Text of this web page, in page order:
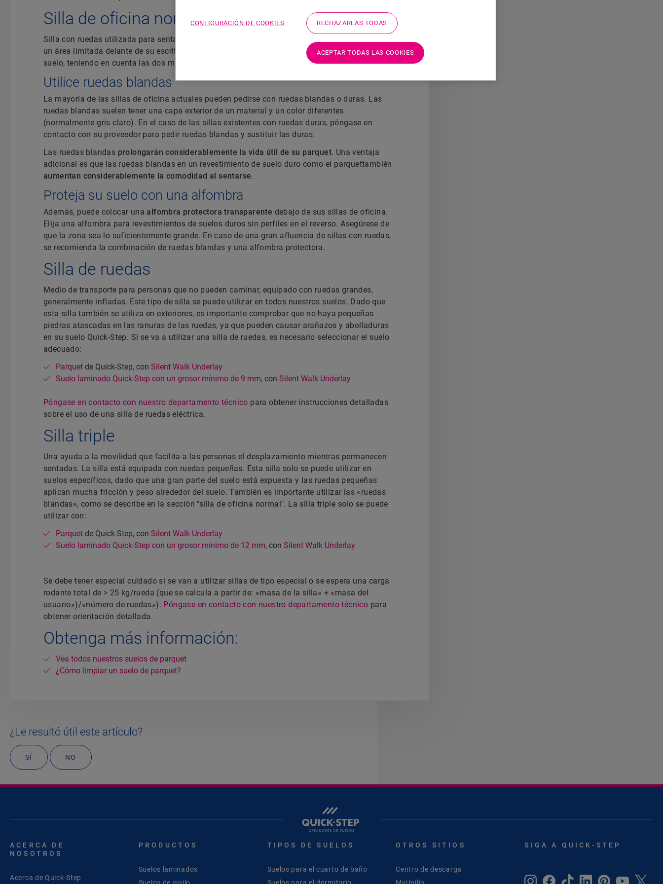
Silla de oficina normal
Silla con ruedas utilizada para sentarse en un escritorio. Esta silla se mueve principalmente en
un área limitada delante de su escritorio. Esta silla se puede utilizar en todos nuestros tipos de
suelo, teniendo en cuenta las dos medidas importantes que se indican a continuación.
Utilice ruedas blandas
La mayoría de las sillas de oficina actuales pueden pedirse con ruedas blandas o duras. Las
ruedas blandas suelen tener una capa exterior de un material y un color diferentes
(normalmente gris claro). En el caso de las sillas existentes con ruedas duras, póngase en
contacto con su proveedor para pedir ruedas blandas y sustituir las duras.
Las ruedas blandas prolongarán considerablemente la vida útil de su parquet. Una ventaja
adicional es que las ruedas blandas en un revestimiento de suelo duro como el parquettambién
aumentan considerablemente la comodidad al sentarse.
Proteja su suelo con una alfombra
Además, puede colocar unaalfombra protectora transparente debajo de sus sillas de oficina.
Elija una alfombra para revestimientos de suelos duros sin perfiles en el reverso. Asegúrese de
que la zona sea lo suficientemente grande. En caso de una gran afluencia de sillas con ruedas,
se recomienda la combinación de ruedas blandas y una alfombra protectora.
Silla de ruedas
Medio de transporte para personas que no pueden caminar, equipado con ruedas grandes,
generalmente infladas. Este tipo de silla se puede utilizar en todos nuestros suelos. Dado que
esta silla también se utiliza en exteriores, es importante comprobar que no haya pequeñas
piedras atascadas en las ranuras de las ruedas, ya que pueden causar arañazos y abolladuras
en su suelo Quick-Step. Si se va a utilizar una silla de ruedas, es necesario seleccionar el suelo
adecuado:
Parquet de Quick-Step, con Silent Walk Underlay
Suelo laminado Quick-Step con un grosor mínimo de 9 mm, con Silent Walk Underlay
Póngase en contacto con nuestro departamento técnico para obtener instrucciones detalladas
sobre el uso de una silla de ruedas eléctrica.
Silla triple
Una ayuda a la movilidad que facilita a las personas el desplazamiento mientras permanecen
sentadas. La silla está equipada con ruedas pequeñas. Esta silla solo se puede utilizar en
suelos específicos, dado que una gran parte del suelo está expuesta y las ruedas pequeñas
aplican mucha fricción y peso alrededor del suelo. También es importante utilizar las «ruedas
blandas», como se describe en la sección "silla de oficina normal". La silla triple solo se puede
utilizar con:
Parquet de Quick-Step, con Silent Walk Underlay
Suelo laminado Quick-Step con un grosor mínimo de 12 mm, con Silent Walk Underlay
Se debe tener especial cuidado si se van a utilizar sillas de tipo especial o se espera una carga
rodante total de > 25 kg/rueda (que se calcula a partir de: «masa de la silla» + «masa del
usuario»)/«número de ruedas»). Póngase en contacto con nuestro departamento técnico para
obtener orientación detallada.
Obtenga más información:
Vea todos nuestros suelos de parquet
¿Cómo limpiar un suelo de parquet?
¿Le resultó útil este artículo?
SÍ NO
ACERCA DE
NOSOTROS
Acerca de Quick-Step
PRODUCTOS
Suelos laminados
Suelos de vinilo
TIPOS DE SUELOS
Suelos para el cuarto de baño
Suelos para el dormitorio
OTROS SITIOS
Centro de descarga
MyUnilin
SIGA A QUICK-STEP
CONFIGURACIÓN DE COOKIES RECHAZARLAS TODAS
ACEPTAR TODAS LAS COOKIES